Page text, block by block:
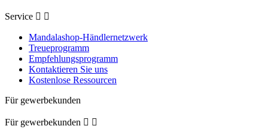
Service  
Mandalashop-Händlernetzwerk
Treueprogramm
Empfehlungsprogramm
Kontaktieren Sie uns
Kostenlose Ressourcen
Für gewerbekunden
Für gewerbekunden  